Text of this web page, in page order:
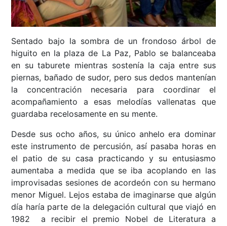
Sentado bajo la sombra de un frondoso árbol de
higuito en la plaza de La Paz, Pablo se balanceaba
en su taburete mientras sostenía la caja entre sus
piernas, bañado de sudor, pero sus dedos mantenían
la concentración necesaria para coordinar el
acompañamiento a esas melodías vallenatas que
guardaba recelosamente en su mente.
Desde sus ocho años, su único anhelo era dominar
este instrumento de percusión, así pasaba horas en
el patio de su casa practicando y su entusiasmo
aumentaba a medida que se iba acoplando en las
improvisadas sesiones de acordeón con su hermano
menor Miguel. Lejos estaba de imaginarse que algún
día haría parte de la delegación cultural que viajó en
1982 a recibir el premio Nobel de Literatura a